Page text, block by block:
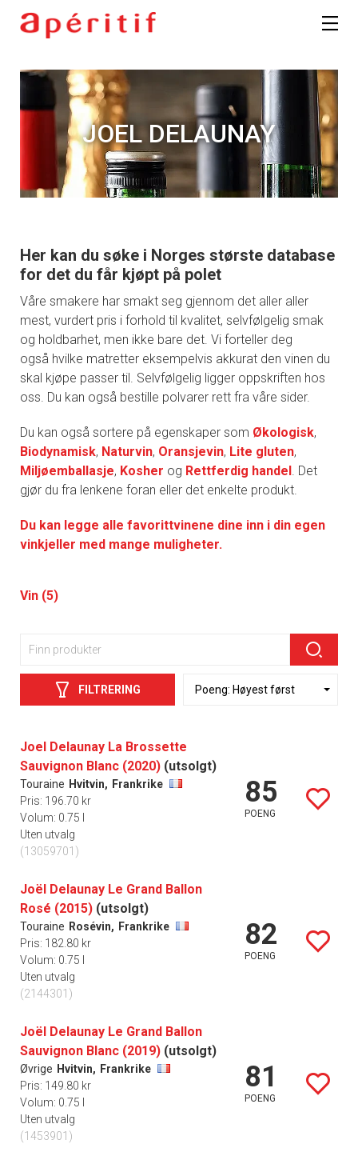
JOEL DELAUNAY
Her kan du søke i Norges største database
for det du får kjøpt på polet
Våre smakere har smakt seg gjennom det aller aller
mest, vurdert pris i forhold til kvalitet, selvfølgelig smak
og holdbarhet, men ikke bare det. Vi forteller deg
også hvilke matretter eksempelvis akkurat den vinen du
skal kjøpe passer til. Selvfølgelig ligger oppskriften hos
oss. Du kan også bestille polvarer rett fra våre sider.
Du kan også sortere på egenskaper som Økologisk,
Biodynamisk, Naturvin, Oransjevin, Lite gluten,
Miljøemballasje, Kosher og Rettferdig handel. Det
gjør du fra lenkene foran eller det enkelte produkt.
Du kan legge alle favorittvinene dine inn i din egen
vinkjeller med mange muligheter.
Vin (5)
FILTRERING
Joel Delaunay La Brossette
Sauvignon Blanc (2020) (utsolgt)
Touraine Hvitvin, Frankrike
Pris: 196.70 kr
Volum: 0.75 l
Uten utvalg
(13059701)
85
POENG
Joël Delaunay Le Grand Ballon
Rosé (2015) (utsolgt)
Touraine Rosévin, Frankrike
Pris: 182.80 kr
Volum: 0.75 l
Uten utvalg
(2144301)
82
POENG
Joël Delaunay Le Grand Ballon
Sauvignon Blanc (2019) (utsolgt)
Øvrige Hvitvin, Frankrike
Pris: 149.80 kr
Volum: 0.75 l
Uten utvalg
(1453901)
81
POENG